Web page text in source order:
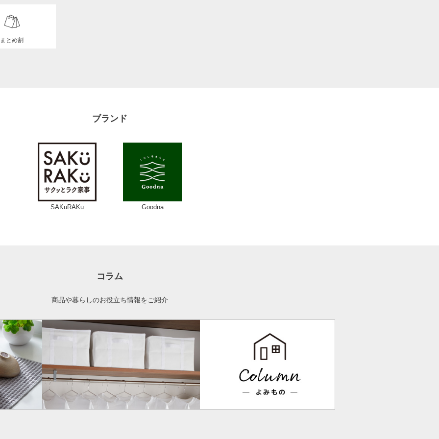
まとめ割
ブランド
SAKuRAKu Goodna
コラム
商品や暮らしのお役立ち情報をご紹介